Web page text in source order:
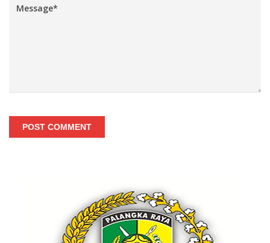
POST COMMENT